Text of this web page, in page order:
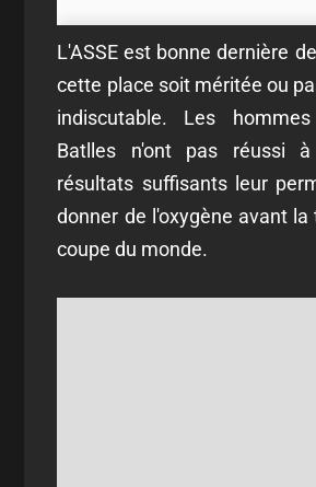
L'ASSE est bonne dernière
cette place soit méritée ou
indiscutable. Les
Batlles n'ont pas réussi
résultats suffisants leur
donner de l'oxygène avant la
coupe du monde.